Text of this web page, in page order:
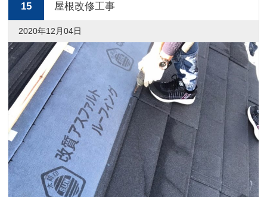
15 屋根改修工事
2020年12月04日